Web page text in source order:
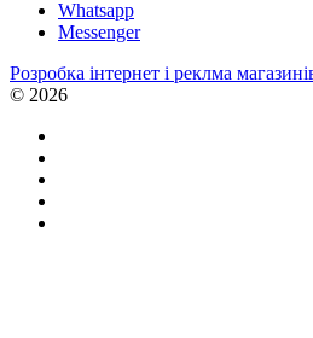
Whatsapp
Messenger
Розробка інтернет і реклма
© 2026